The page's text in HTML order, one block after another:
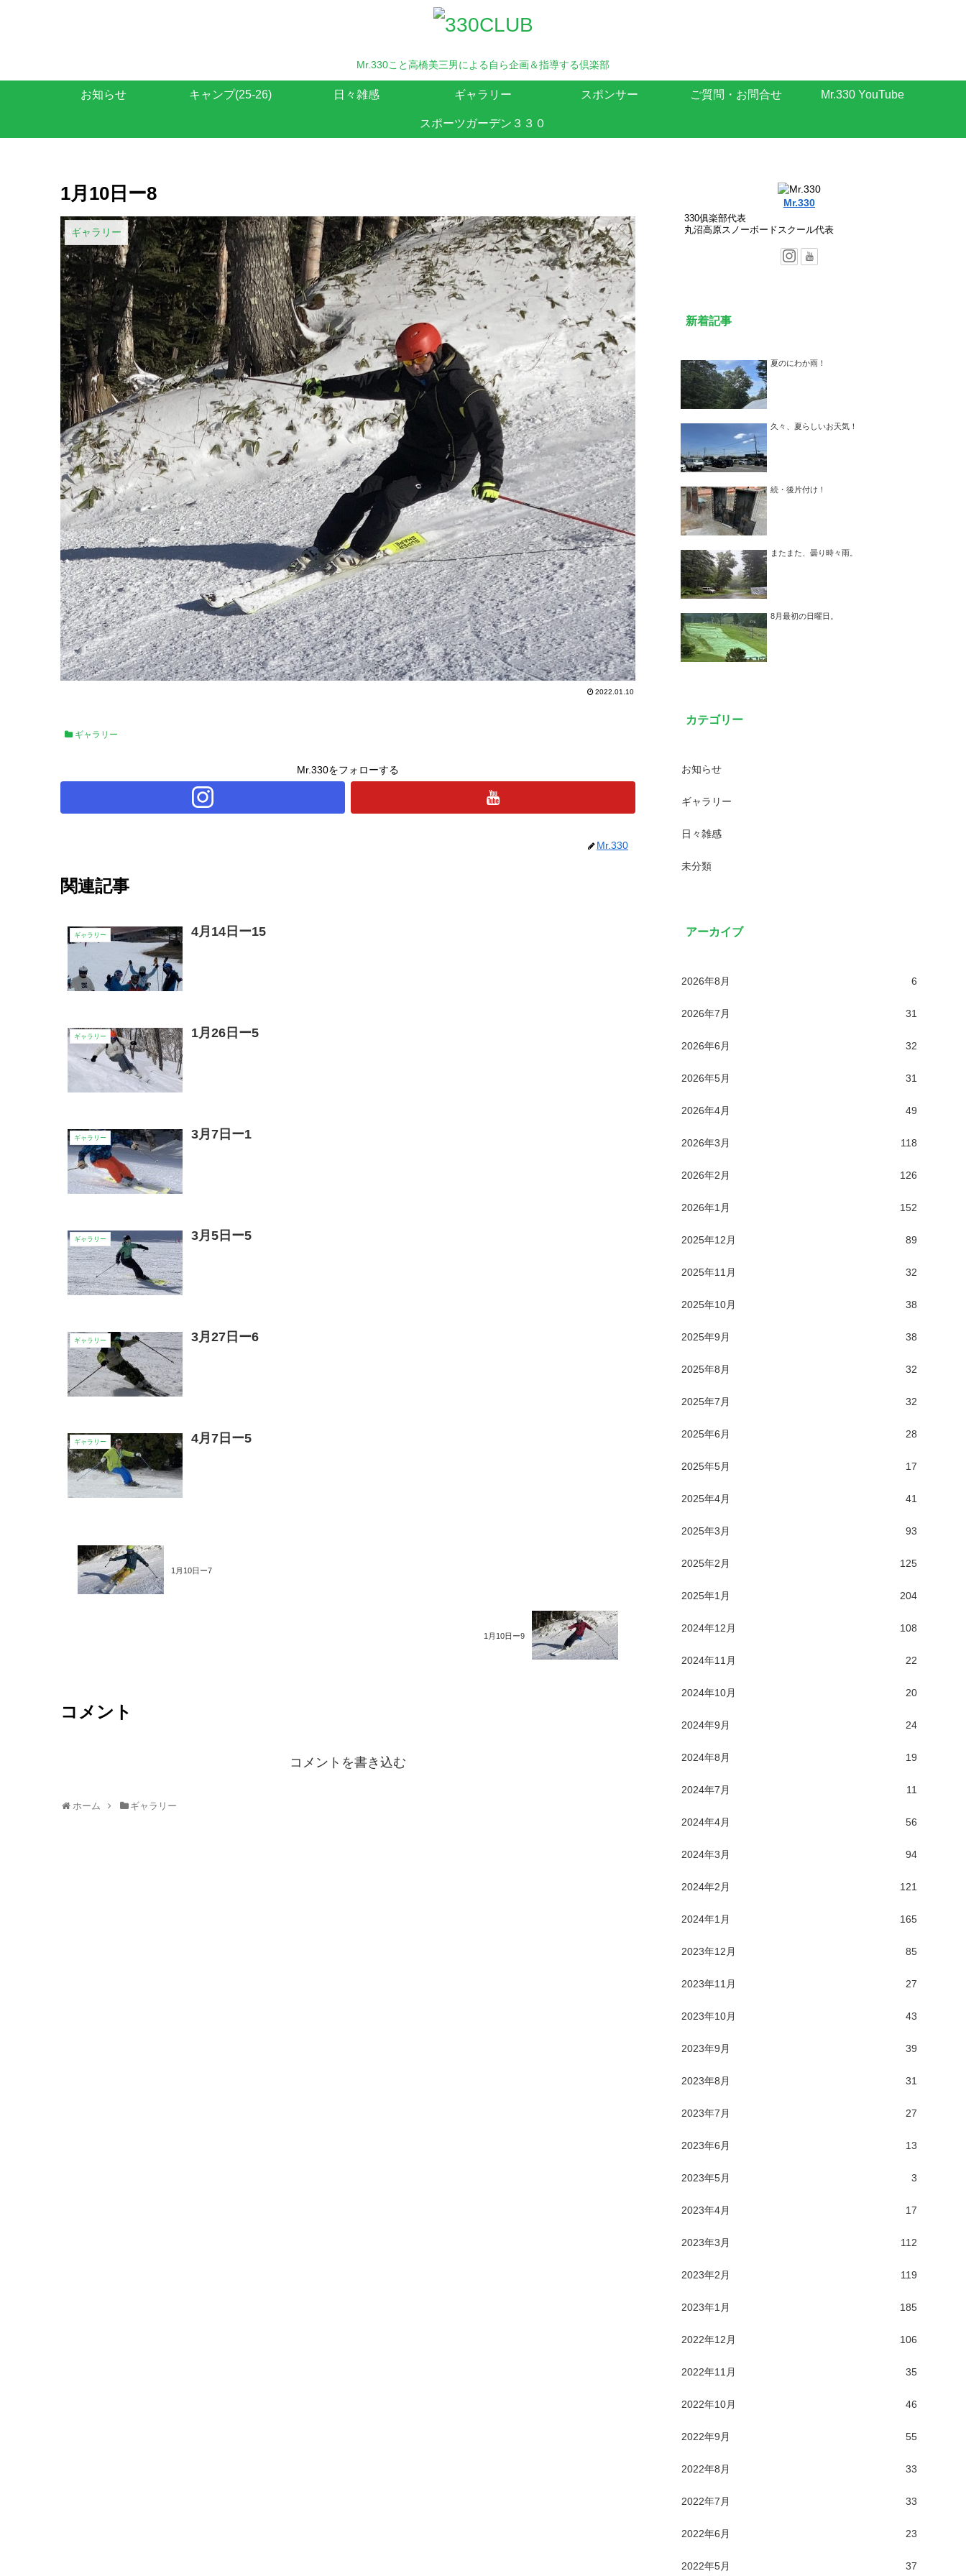
Mr.330こと高橋美三男による自ら企画＆指導する倶楽部
お知らせ キャンプ(25-26) 日々雑感 ギャラリー スポンサー ご質問・お問合せ Mr.330 YouTube
スポーツガーデン３３０
1月10日ー8
ギャラリー
2022.01.10
ギャラリー
Mr.330をフォローする
Mr.330
関連記事
ギャラリー 4月14日ー15
ギャラリー 1月26日ー5
ギャラリー 3月7日ー1
ギャラリー 3月5日ー5
ギャラリー 3月27日ー6
ギャラリー 4月7日ー5
1月10日ー7
1月10日ー9
コメント
コメントを書き込む
ホーム ギャラリー
Mr.330
330俱楽部代表
丸沼高原スノーボードスクール代表
新着記事
夏のにわか雨！
久々、夏らしいお天気！
続・後片付け！
またまた、曇り時々雨。
8月最初の日曜日。
カテゴリー
お知らせ
ギャラリー
日々雑感
未分類
アーカイブ
2026年8月 6
2026年7月 31
2026年6月 32
2026年5月 31
2026年4月 49
2026年3月 118
2026年2月 126
2026年1月 152
2025年12月 89
2025年11月 32
2025年10月 38
2025年9月 38
2025年8月 32
2025年7月 32
2025年6月 28
2025年5月 17
2025年4月 41
2025年3月 93
2025年2月 125
2025年1月 204
2024年12月 108
2024年11月 22
2024年10月 20
2024年9月 24
2024年8月 19
2024年7月 11
2024年4月 56
2024年3月 94
2024年2月 121
2024年1月 165
2023年12月 85
2023年11月 27
2023年10月 43
2023年9月 39
2023年8月 31
2023年7月 27
2023年6月 13
2023年5月 3
2023年4月 17
2023年3月 112
2023年2月 119
2023年1月 185
2022年12月 106
2022年11月 35
2022年10月 46
2022年9月 55
2022年8月 33
2022年7月 33
2022年6月 23
2022年5月 37